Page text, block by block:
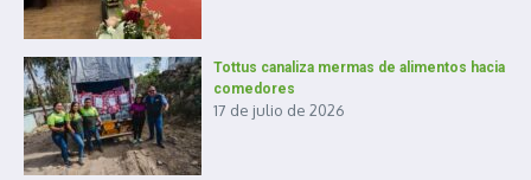
Tottus canaliza mermas de alimentos hacia
comedores
17 de julio de 2026